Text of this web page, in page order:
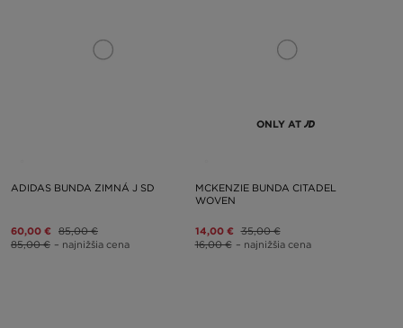
ADIDAS BUNDA ZIMNÁ J SD
60,00 € 85,00 €
85,00 € – najnižšia cena
ONLY AT
MCKENZIE BUNDA CITADEL
WOVEN
14,00 € 35,00 €
16,00 € – najnižšia cena